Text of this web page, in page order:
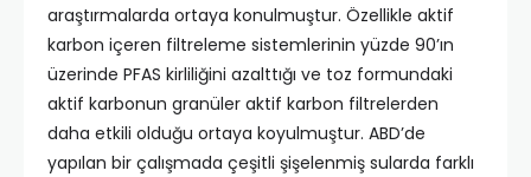
araştırmalarda ortaya konulmuştur. Özellikle aktif
karbon içeren filtreleme sistemlerinin yüzde 90’ın
üzerinde PFAS kirliliğini azalttığı ve toz formundaki
aktif karbonun granüler aktif karbon filtrelerden
daha etkili olduğu ortaya koyulmuştur. ABD’de
yapılan bir çalışmada çeşitli şişelenmiş sularda farklı